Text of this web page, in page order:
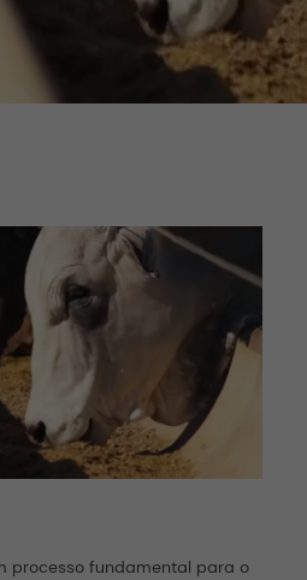
processo fundamental para o